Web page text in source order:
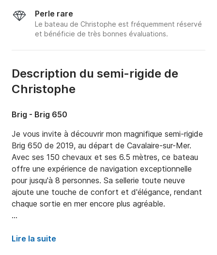
Perle rare
Le bateau de Christophe est fréquemment réservé
et bénéficie de très bonnes évaluations.
Description du semi-rigide de
Christophe
Brig - Brig 650
Je vous invite à découvrir mon magnifique semi-rigide
Brig 650 de 2019, au départ de Cavalaire-sur-Mer.
Avec ses 150 chevaux et ses 6.5 mètres, ce bateau
offre une expérience de navigation exceptionnelle
pour jusqu'à 8 personnes. Sa sellerie toute neuve
ajoute une touche de confort et d'élégance, rendant
chaque sortie en mer encore plus agréable.
30€ la journée pour 1 , 50€ pour 2 .
Lire la suite